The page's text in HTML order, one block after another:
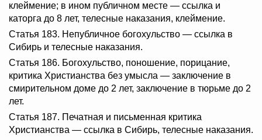
клеймение; в ином публичном месте — ссылка и
каторга до 8 лет, телесные наказания, клеймение.
Статья 183. Непубличное богохульство — ссылка в
Сибирь и телесные наказания.
Статья 186. Богохульство, поношение, порицание,
критика Христианства без умысла — заключение в
смирительном доме до 2 лет, заключение в тюрьме до 2
лет.
Статья 187. Печатная и письменная критика
Христианства — ссылка в Сибирь, телесные наказания.